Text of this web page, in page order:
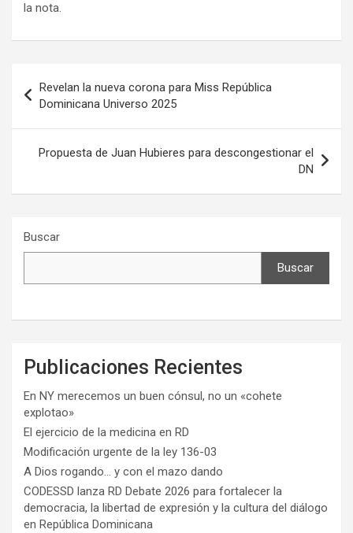
la nota.
Sigue
de
entradas
Revelan la nueva corona para Miss República
Dominicana Universo 2025
Propuesta de Juan Hubieres para descongestionar el
DN
Buscar
Buscar
Publicaciones Recientes
En NY merecemos un buen cónsul, no un «cohete
explotao»
El ejercicio de la medicina en RD
Modificación urgente de la ley 136-03
A Dios rogando… y con el mazo dando
CODESSD lanza RD Debate 2026 para fortalecer la
democracia, la libertad de expresión y la cultura del diálogo
en República Dominicana